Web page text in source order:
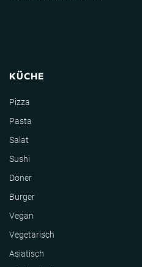
KÜCHE
Pizza
Pasta
Salat
Sushi
Döner
Burger
Vegan
Vegetarisch
Asiatisch